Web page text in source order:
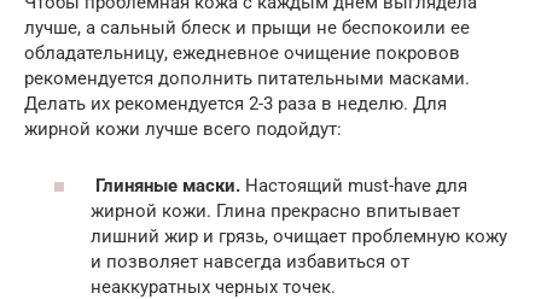
лучше, а сальный блеск и прыщи не беспокоили ее
обладательницу, ежедневное очищение покровов
рекомендуется дополнить питательными масками.
Делать их рекомендуется 2-3 раза в неделю. Для
жирной кожи лучше всего подойдут:
Глиняные маски. Настоящий must-have для
жирной кожи. Глина прекрасно впитывает
лишний жир и грязь, очищает проблемную кожу
и позволяет навсегда избавиться от
неаккуратных черных точек.